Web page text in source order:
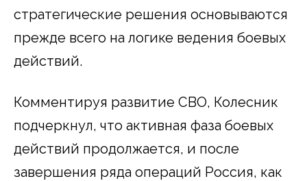
стратегические решения основываются
прежде всего на логике ведения боевых
действий.
Комментируя развитие СВО, Колесник
подчеркнул, что активная фаза боевых
действий продолжается, и после
завершения ряда операций Россия, как